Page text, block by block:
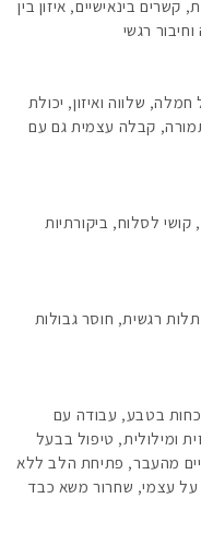
בינאישיים, איזון בין
רגשי
שלווה ואיזון, יכולת
קבלה עצמית גם עם
לסלוח, ביקורתיות
רגשית, חוסר גבולות
בטבע, עבודה עם
ומילולית, טיפול בבעל
מהעבר, פתיחת הלב ללא
על עצמי, שחרור משא כבד